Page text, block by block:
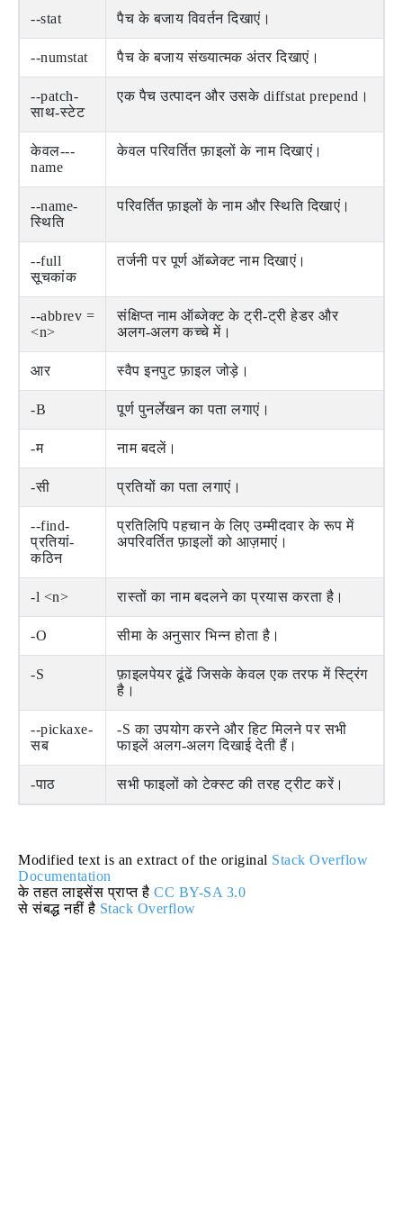
--stat पैच के बजाय विवर्तन दिखाएं।
--numstat पैच के बजाय संख्यात्मक अंतर दिखाएं।
--patch-
साथ-स्टेट
एक पैच उत्पादन और उसके diffstat prepend।
केवल---
name
केवल परिवर्तित फ़ाइलों के नाम दिखाएं।
--name-
स्थिति
परिवर्तित फ़ाइलों के नाम और स्थिति दिखाएं।
--full
सूचकांक
तर्जनी पर पूर्ण ऑब्जेक्ट नाम दिखाएं।
--abbrev =
<n>
संक्षिप्त नाम ऑब्जेक्ट के ट्री-ट्री हेडर और
अलग-अलग कच्चे में।
आर स्वैप इनपुट फ़ाइल जोड़े।
-B पूर्ण पुनर्लेखन का पता लगाएं।
-म नाम बदलें।
-सी प्रतियों का पता लगाएं।
--find-
प्रतियां-
कठिन
प्रतिलिपि पहचान के लिए उम्मीदवार के रूप में
अपरिवर्तित फ़ाइलों को आज़माएं।
-l <n> रास्तों का नाम बदलने का प्रयास करता है।
-O सीमा के अनुसार भिन्न होता है।
-S
फ़ाइलपेयर ढूंढें जिसके केवल एक तरफ में स्ट्रिंग
है।
--pickaxe-
सब
-S का उपयोग करने और हिट मिलने पर सभी
फाइलें अलग-अलग दिखाई देती हैं।
-पाठ सभी फाइलों को टेक्स्ट की तरह ट्रीट करें।
Modified text is an extract of the original Stack Overflow
Documentation
के तहत लाइसेंस प्राप्त है CC BY-SA 3.0
से संबद्ध नहीं है Stack Overflow